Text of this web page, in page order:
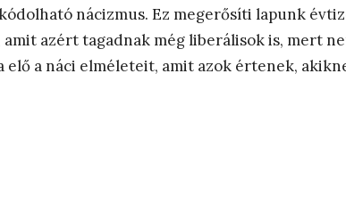
nácizmus. Ez megerősíti lapunk
azért tagadnak még liberálisok is, mert
elő a náci elméleteit, amit azok értenek,